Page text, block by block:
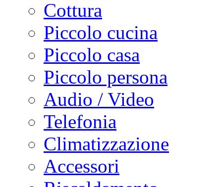
Cottura
Piccolo cucina
Piccolo casa
Piccolo persona
Audio / Video
Telefonia
Climatizzazione
Accessori